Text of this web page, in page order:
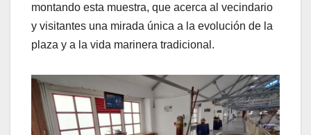
montando esta muestra, que acerca al vecindario
y visitantes una mirada única a la evolución de la
plaza y a la vida marinera tradicional.